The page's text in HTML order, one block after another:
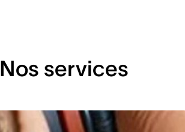
Nos services